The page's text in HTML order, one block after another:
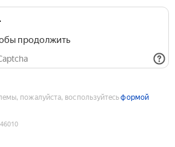
продолжить
пожалуйста, воспользуйтесьформой